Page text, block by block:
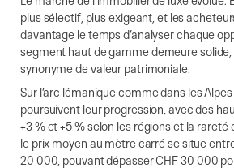
plus sélectif, plus exigeant, et les
davantage le temps d’analyser chaque
segment haut de gamme demeure
synonyme de valeur patrimoniale.
Sur l’arc lémanique comme dans les
poursuivent leur progression, avec des
+3 % et +5 % selon les régions et la rareté
le prix moyen au mètre carré se situe
20 000, pouvant dépasser CHF 30 000